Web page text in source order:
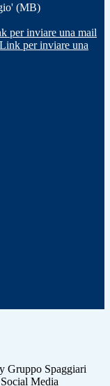
(MB)
per inviare una mail
Link per inviare una
Gruppo Spaggiari
Media